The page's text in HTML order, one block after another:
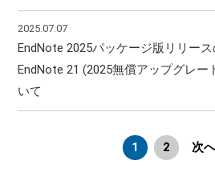
2025.07.07
EndNote 2025パッケージ版リリー
EndNote 21 (2025無償アップグレー
いて
1 2 次へ